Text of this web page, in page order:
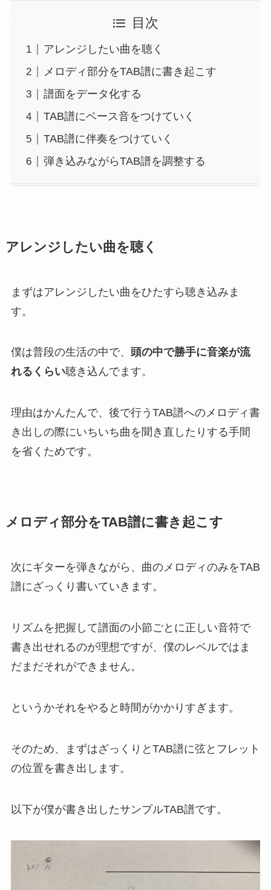
目次
アレンジしたい曲を聴く
メロディ部分をTAB譜に書き起こす
譜面をデータ化する
TAB譜にベース音をつけていく
TAB譜に伴奏をつけていく
弾き込みながらTAB譜を調整する
アレンジしたい曲を聴く
まずはアレンジしたい曲をひたすら聴き込みま
す。
僕は普段の生活の中で、 頭の中で勝手に音楽が流
れるくらい聴き込んでます。
理由はかんたんで、後で行うTAB譜へのメロディ書
き出しの際にいちいち曲を聞き直したりする手間
を省くためです。
メロディ部分をTAB譜に書き起こす
次にギターを弾きながら、曲のメロディのみをTAB
譜にざっくり書いていきます。
リズムを把握して譜面の小節ごとに正しい音符で
書き出せれるのが理想ですが、僕のレベルではま
だまだそれができません。
というかそれをやると時間がかかりすぎます。
そのため、まずはざっくりとTAB譜に弦とフレット
の位置を書き出します。
以下が僕が書き出したサンプルTAB譜です。